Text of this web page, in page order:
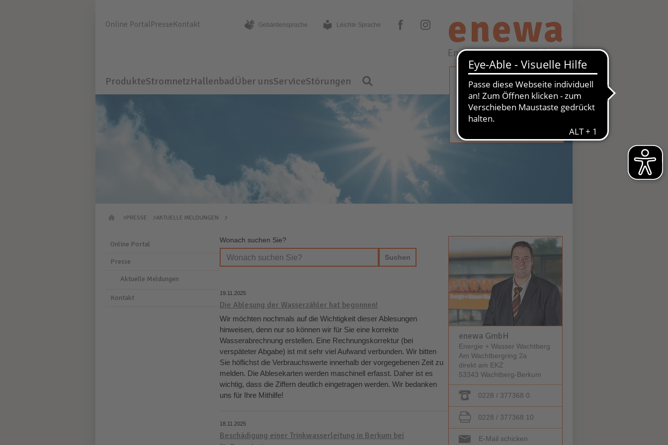
enewa
Energie + Wasser Wachtberg
Online PortalPresseKontakt Gebärden­sprache Leichte Sprache facebook instagram
ProdukteStromnetzHallenbadÜber unsServiceStörungen
STROM
GAS
WASSER
PRESSE AKTUELLE MELDUNGEN
Online Portal
Presse
Aktuelle Meldungen
Kontakt
Wonach suchen Sie?
19.11.2025
Die Ablesung der Wasserzähler hat begonnen!
Wir möchten nochmals auf die Wichtigkeit dieser Ablesungen
hinweisen, denn nur so können wir für Sie eine korrekte
Wasserabrechnung erstellen. Eine Rechnungskorrektur (bei
verspäteter Abgabe) ist mit sehr viel Aufwand verbunden. Wir bitten
Sie höflichst die Verbrauchswerte innerhalb der vorgegebenen Zeit zu
melden. Die Ablesekarten werden maschinell erfasst. Daher ist es
wichtig, dass die Ziffern deutlich eingetragen werden. Wir bedanken
uns für Ihre Mithilfe!
18.11.2025
Beschädigung einer Trinkwasserleitung in Berkum bei
enewa GmbH
Energie + Wasser Wachtberg
Am Wachtbergring 2a
direkt am EKZ
53343 Wachtberg-Berkum
0228 / 377368 0
0228 / 377368 10
E-Mail schicken